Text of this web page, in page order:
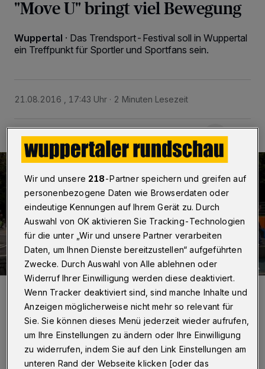
"Move U" bringt viel Bewegung
Wuppertal · Das Trendsport-Festival soll in Wuppertal
ein Treffpunkt für Sportler und Sportfans sein.
21.08.2016 , 17:43 Uhr 2 Minuten Lesezeit
Die Premiere 2014 war ein Riesenerfolg. Das Wetter spielte mit und
rund 3.000 Menschen zog es auf das Bergische Plateau. Dieses
Jahr wollen die Veranstalter das noch toppen.
Foto: Julian Schuster
Wir und unsere 218-Partner speichern und greifen auf
personenbezogene Daten wie Browserdaten oder
eindeutige Kennungen auf Ihrem Gerät zu. Durch
Auswahl von OK aktivieren Sie Tracking-Technologien
für die unter „Wir und unsere Partner verarbeiten
Daten, um Ihnen Dienste bereitzustellen“ aufgeführten
Zwecke. Durch Auswahl von Alle ablehnen oder
Widerruf Ihrer Einwilligung werden diese deaktiviert.
Wenn Tracker deaktiviert sind, sind manche Inhalte und
Anzeigen möglicherweise nicht mehr so relevant für
Sie. Sie können dieses Menü jederzeit wieder aufrufen,
um Ihre Einstellungen zu ändern oder Ihre Einwilligung
zu widerrufen, indem Sie auf den Link Einstellungen am
unteren Rand der Webseite klicken [oder das